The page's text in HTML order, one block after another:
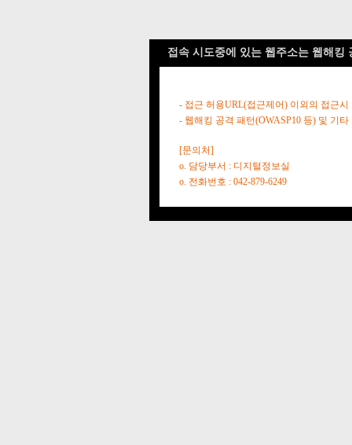
접속 시도중에 있는 웹주소는 웹해킹
- 접근 허용URL(접근제어) 이외의 접근시
- 웹해킹 공격 패턴(OWASP10 등) 및 기
[문의처]
o. 담당부서 : 디지털정보실
o. 전화번호 : 042-879-6249